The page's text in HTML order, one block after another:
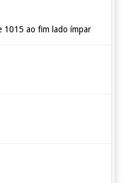
1015 ao fim lado ímpar